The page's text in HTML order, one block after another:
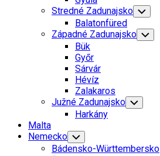
Menu
Stredné Zadunajsko Toggle
Child
Menu
Balatonfüred
Current
Page
Parent
Západné Zadunajsko Toggle
Child
Bük
Győr
Sárvár
Current
Page:
Hévíz
Zalakaros
Južné Zadunajsko Toggle
Child
Harkány
Malta
Nemecko Toggle
Child
Menu
Bádensko-Württembersko